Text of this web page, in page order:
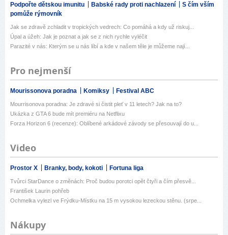
Podpořte dětskou imunitu Babské rady proti nachlazení
S čím vším
pomůže rýmovník
Jak se zdravě zchladit v tropických vedrech: Co pomáhá a kdy už riskuj...
Úpal a úžeh: Jak je poznat a jak se z nich rychle vyléčit
Parazité v nás: Kterým se u nás líbí a kde v našem těle je můžeme nají...
Pro nejmenší
Mourissonova poradna Komiksy Festival ABC
Mourrisonova poradna: Je zdravé si čistit pleť v 11 letech? Jak na to?
Ukázka z GTA 6 bude mít premiéru na Netflixu
Forza Horizon 6 (recenze): Oblíbené arkádové závody se přesouvají do u...
Video
Prostor X Branky, body, kokoti Fortuna liga
Tvůrci StarDance o změnách: Proč budou porotci opět čtyři a čím přesvě...
František Laurin pohřeb
Ochmelka vylezl ve Frýdku-Místku na 15 m vysokou lezeckou stěnu. (srpe...
Nákupy